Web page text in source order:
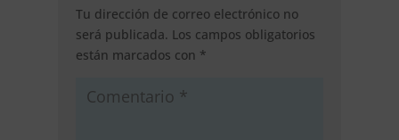
Tu dirección de correo electrónico no
será publicada. Los campos obligatorios
están marcados con *